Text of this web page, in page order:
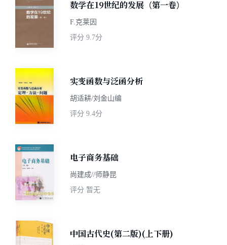
数学在19世纪的发展（第一卷）
F.克莱因
评分 9.7分
实变函数与泛函分析
胡适耕/刘金山编
评分 9.4分
电子商务基础
尚建成//师静昆
评分 暂无
中国古代史(第二版)(上下册)